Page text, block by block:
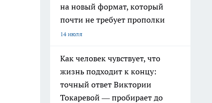
на новый формат, который
почти не требует прополки
14 июля
Как человек чувствует, что
жизнь подходит к концу:
точный ответ Виктории
Токаревой — пробирает до